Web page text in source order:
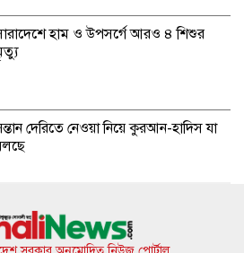
হাম ও উপসর্গে আরও ৪ শিশুর
দেরিতে নেওয়া নিয়ে কুরআন-হাদিস যা
ও দলীয়করণের পুরোনো নীতিতেই
সরকার: জামায়াত আমির